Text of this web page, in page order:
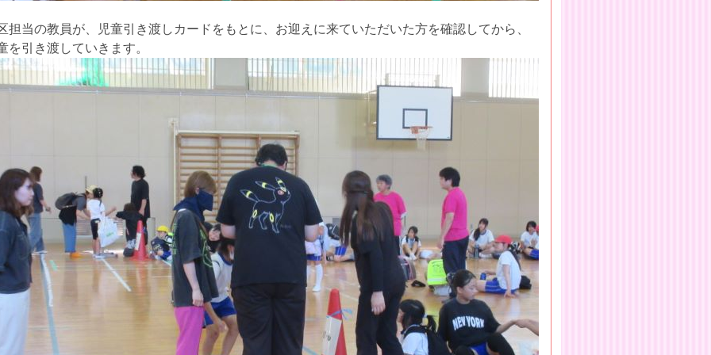
担当の教員が、児童引き渡しカードをもとに、お迎えに来ていただいた方を確認してから、
を引き渡していきます。